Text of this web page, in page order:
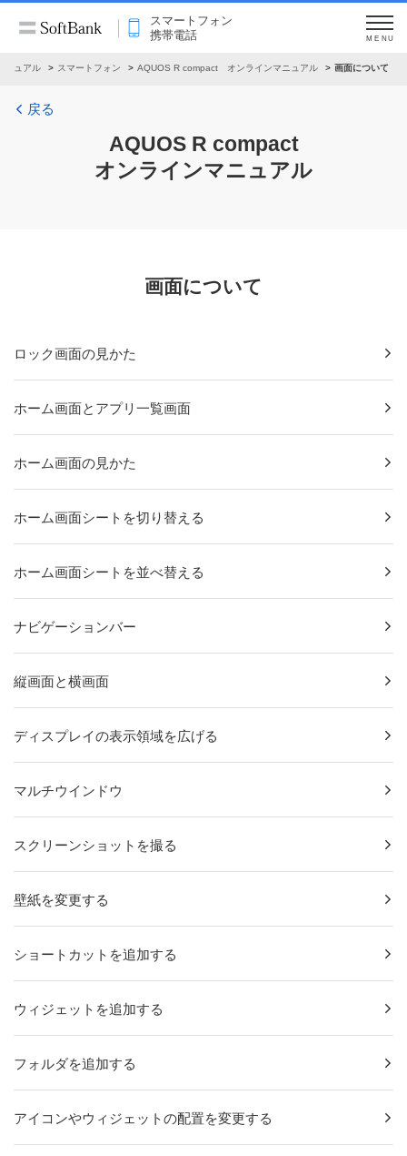
スマートフォン
携帯電話
MENU
ニュアル スマートフォン AQUOS R compact オンラインマニュアル 画面について
戻る
AQUOS R compact
オンラインマニュアル
画面について
ロック画面の見かた
ホーム画面とアプリ一覧画面
ホーム画面の見かた
ホーム画面シートを切り替える
ホーム画面シートを並べ替える
ナビゲーションバー
縦画面と横画面
ディスプレイの表示領域を広げる
マルチウインドウ
スクリーンショットを撮る
壁紙を変更する
ショートカットを追加する
ウィジェットを追加する
フォルダを追加する
アイコンやウィジェットの配置を変更する